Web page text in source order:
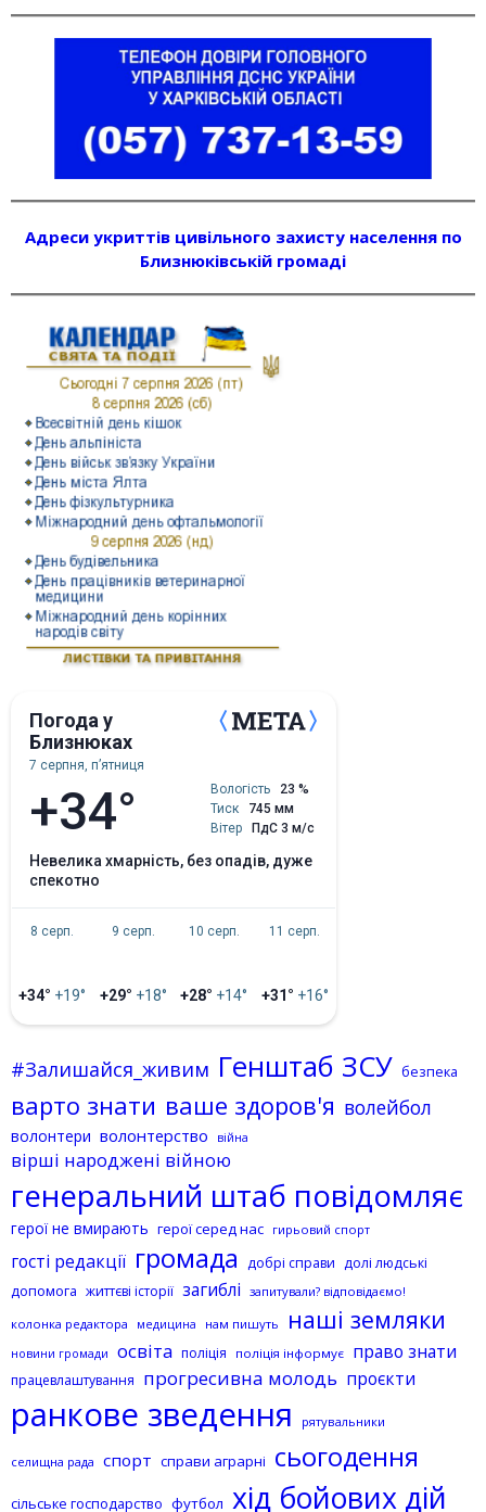
Адреси укриттів цивільного захисту населення по
Близнюківській громаді
Погода у
Близнюках
7 серпня, пʼятниця
+34° Вологість
23 %
Тиск
745 мм
Вітер
ПдС 3 м/с
невелика хмарність, без опадів, дуже
спекотно
8 серп.
+34° +19°
9 серп.
+29° +18°
10 серп.
+28° +14°
11 серп.
+31° +16°
#Залишайся_живим Генштаб ЗСУ безпека
варто знати ваше здоров'я волейбол
волонтери волонтерство війна
вірші народжені війною
генеральний штаб повідомляє
герої не вмирають герої серед нас гирьовий спорт
гості редакції громада добрі справи долі людські
допомога життєві історії загиблі запитували? відповідаємо!
колонка редактора
медицина нам пишуть наші земляки
новини громади освіта поліція поліція інформує право знати
працевлаштування прогресивна молодь проєкти
ранкове зведення рятувальники
селищна рада спорт справи аграрні сьогодення
сільське господарство футбол хід бойових дій